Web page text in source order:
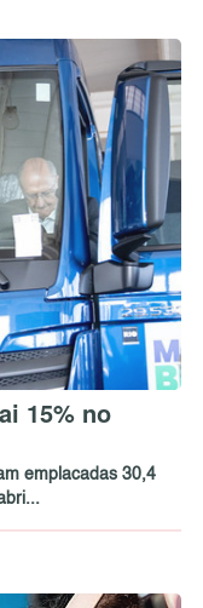
15% no
emplacadas 30,4